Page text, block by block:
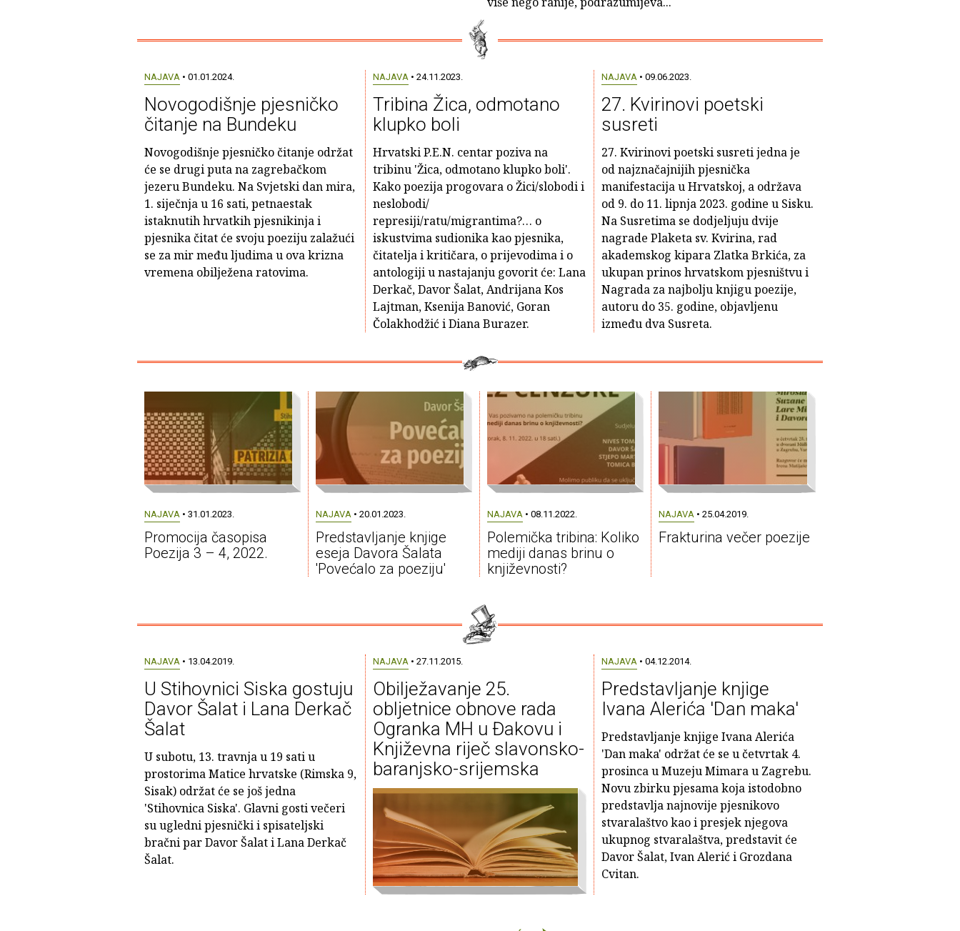
NAJAVA• 01.01.2024.
Novogodišnje pjesničko
čitanje na Bundeku
Novogodišnje pjesničko čitanje održat
će se drugi puta na zagrebačkom
jezeru Bundeku. Na Svjetski dan mira,
1. siječnja u 16 sati, petnaestak
istaknutih hrvatkih pjesnikinja i
pjesnika čitat će svoju poeziju zalažući
se za mir među ljudima u ova krizna
vremena obilježena ratovima.
NAJAVA• 24.11.2023.
Tribina Žica, odmotano
klupko boli
Hrvatski P.E.N. centar poziva na
tribinu 'Žica, odmotano klupko boli'.
Kako poezija progovara o Žici/slobodi i
neslobodi/
represiji/ratu/migrantima?… o
iskustvima sudionika kao pjesnika,
čitatelja i kritičara, o prijevodima i o
antologiji u nastajanju govorit će: Lana
Derkač, Davor Šalat, Andrijana Kos
Lajtman, Ksenija Banović, Goran
Čolakhodžić i Diana Burazer.
NAJAVA• 09.06.2023.
27. Kvirinovi poetski
susreti
27. Kvirinovi poetski susreti jedna je
od najznačajnijih pjesnička
manifestacija u Hrvatskoj, a održava
od 9. do 11. lipnja 2023. godine u Sisku.
Na Susretima se dodjeljuju dvije
nagrade Plaketa sv. Kvirina, rad
akademskog kipara Zlatka Brkića, za
ukupan prinos hrvatskom pjesništvu i
Nagrada za najbolju knjigu poezije,
autoru do 35. godine, objavljenu
između dva Susreta.
NAJAVA • 31.01.2023.
Promocija časopisa
Poezija 3 – 4, 2022.
NAJAVA • 20.01.2023.
Predstavljanje knjige
eseja Davora Šalata
'Povećalo za poeziju'
NAJAVA • 08.11.2022.
Polemička tribina: Koliko
mediji danas brinu o
književnosti?
NAJAVA • 25.04.2019.
Frakturina večer poezije
NAJAVA• 13.04.2019.
U Stihovnici Siska gostuju
Davor Šalat i Lana Derkač
Šalat
U subotu, 13. travnja u 19 sati u
prostorima Matice hrvatske (Rimska 9,
Sisak) održat će se još jedna
'Stihovnica Siska'. Glavni gosti večeri
su ugledni pjesnički i spisateljski
bračni par Davor Šalat i Lana Derkač
Šalat.
NAJAVA• 27.11.2015.
Obilježavanje 25.
obljetnice obnove rada
Ogranka MH u Đakovu i
Književna riječ slavonsko-
baranjsko-srijemska
NAJAVA• 04.12.2014.
Predstavljanje knjige
Ivana Alerića 'Dan maka'
Predstavljanje knjige Ivana Alerića
'Dan maka' održat će se u četvrtak 4.
prosinca u Muzeju Mimara u Zagrebu.
Novu zbirku pjesama koja istodobno
predstavlja najnovije pjesnikovo
stvaralaštvo kao i presjek njegova
ukupnog stvaralaštva, predstavit će
Davor Šalat, Ivan Alerić i Grozdana
Cvitan.